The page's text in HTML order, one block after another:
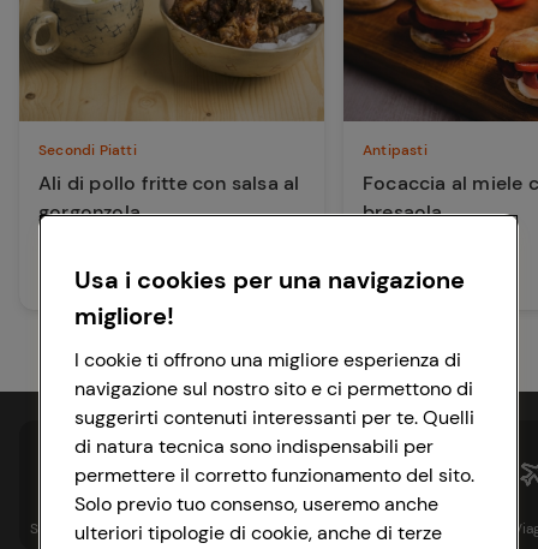
Secondi Piatti
Ali di pollo fritte con salsa al
gorgonzola
35 min Facile
Antipasti
Focaccia al miele
bresaola
90 min Facile
Spesa online Assicurazioni Sapori& Istituzionale
Usa i cookies per una navigazione
migliore!
I cookie ti offrono una migliore esperienza di
navigazione sul nostro sito e ci permettono di
suggerirti contenuti interessanti per te. Quelli
di natura tecnica sono indispensabili per
permettere il corretto funzionamento del sito.
Solo previo tuo consenso, useremo anche
ulteriori tipologie di cookie, anche di terze